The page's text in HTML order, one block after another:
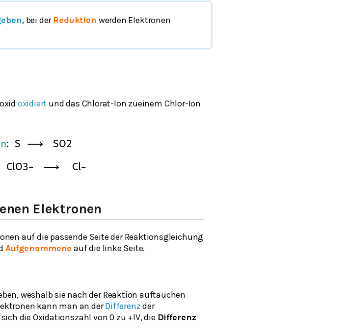
, bei der Reduktion werden Elektronen
oxidiert und das Chlorat-Ion zueinem Chlor-Ion
n: S ⟶ SO2
ClO3− ⟶ Cl−
Elektronen
auf die passende Seite der Reaktionsgleichung
Aufgenommene auf die linke Seite.
weshalb sie nach der Reaktion auftauchen
kann man an derDifferenzder
die Oxidationszahl von 0 zu +IV, die Differenz